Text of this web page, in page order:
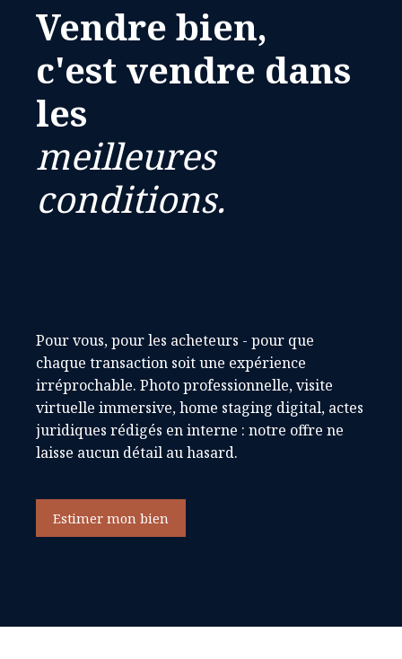
Vendre bien,
c'est vendre dans
les
meilleures
conditions.
Pour vous, pour les acheteurs - pour que
chaque transaction soit une expérience
irréprochable. Photo professionnelle, visite
virtuelle immersive, home staging digital, actes
juridiques rédigés en interne : notre offre ne
laisse aucun détail au hasard.
Estimer mon bien